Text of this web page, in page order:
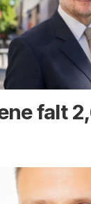
falt